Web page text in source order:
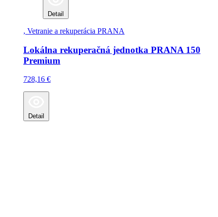
Detail
, Vetranie a rekuperácia PRANA
Lokálna rekuperačná jednotka PRANA 150
Premium
728,16 €
Detail